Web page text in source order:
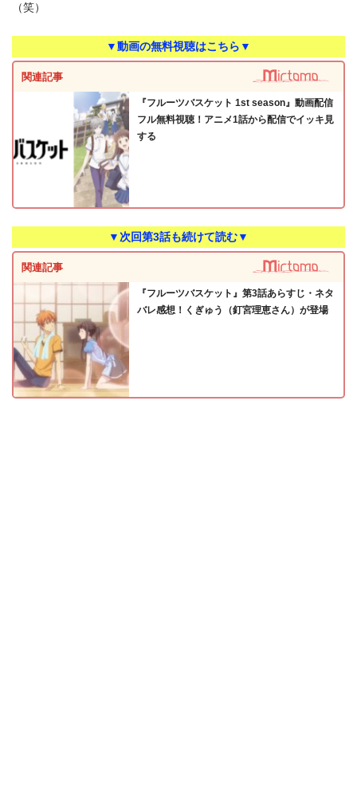
（笑）
▼動画の無料視聴はこちら▼
関連記事
『フルーツバスケット 1st season』動画配信
フル無料視聴！アニメ1話から配信でイッキ見
する
▼次回第3話も続けて読む▼
関連記事
『フルーツバスケット』第3話あらすじ・ネタ
バレ感想！くぎゅう（釘宮理恵さん）が登場